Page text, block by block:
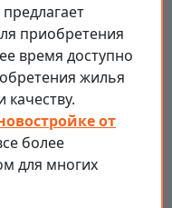
приобретения
время доступно
жилья
от
более
для многих